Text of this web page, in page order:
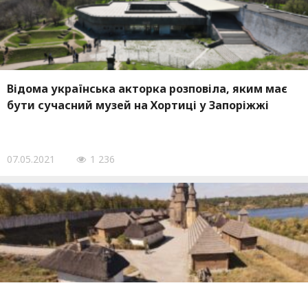
Відома українська акторка розповіла, яким має
бути сучасний музей на Хортиці у Запоріжжі
07.05.2021 1 236